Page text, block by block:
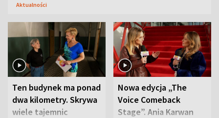
Aktualności
Ten budynek ma ponad
dwa kilometry. Skrywa
wiele tajemnic
Nowa edycja „The
Voice Comeback
Stage”. Ania Karwan